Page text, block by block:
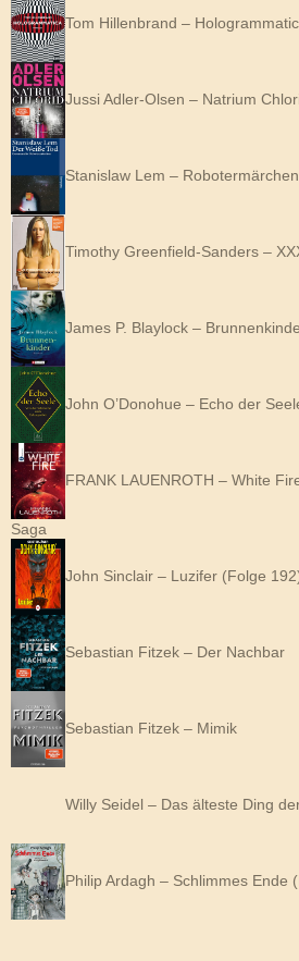
Tom Hillenbrand –
Jussi Adler-Olsen – Natrium
Stanislaw Lem –
Timothy Greenfield-Sanders –
James P. Blaylock –
John O’Donohue – Echo der
FRANK LAUENROTH – White
Saga
John Sinclair – Luzifer (Folge
Sebastian Fitzek – Der Nachbar
Sebastian Fitzek – Mimik
Willy Seidel – Das älteste Ding
Philip Ardagh – Schlimmes Ende